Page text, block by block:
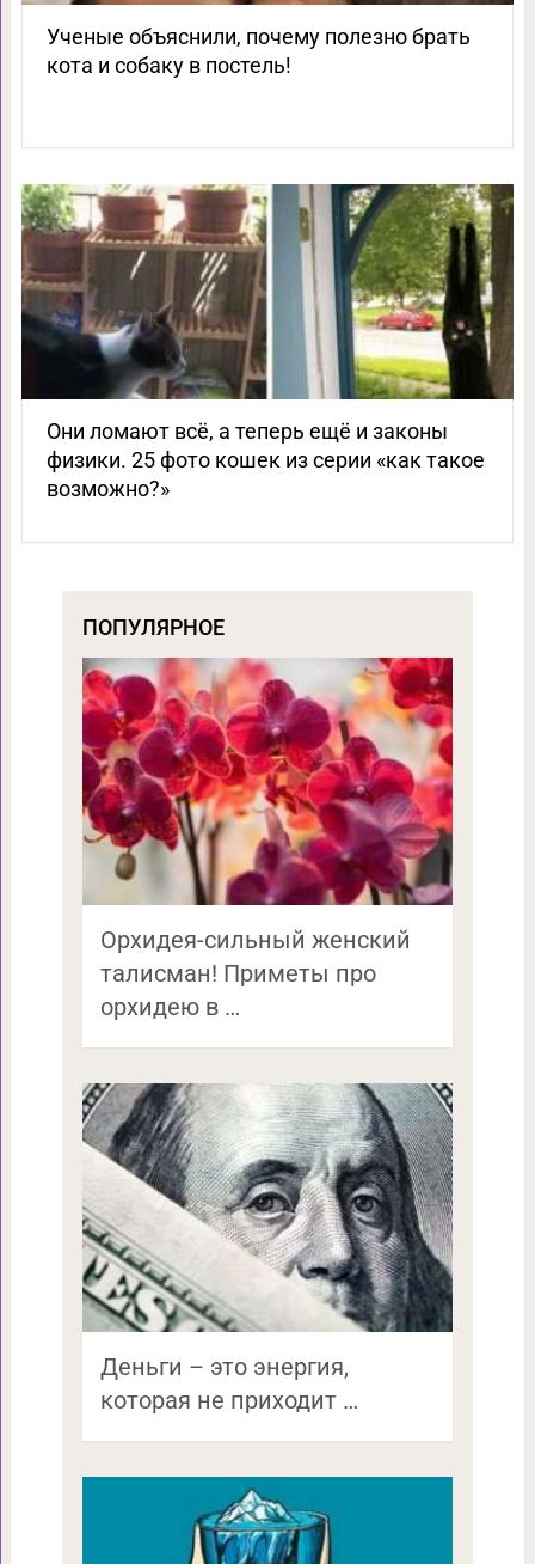
Ученые объяснили, почему полезно брать
кота и собаку в постель!
Они ломают всё, а теперь ещё и законы
физики. 25 фото кошек из серии «как такое
возможно?»
ПОПУЛЯРНОЕ
Орхидея-сильный женский
талисман! Приметы про
орхидею в …
Деньги – это энергия,
которая не приходит …